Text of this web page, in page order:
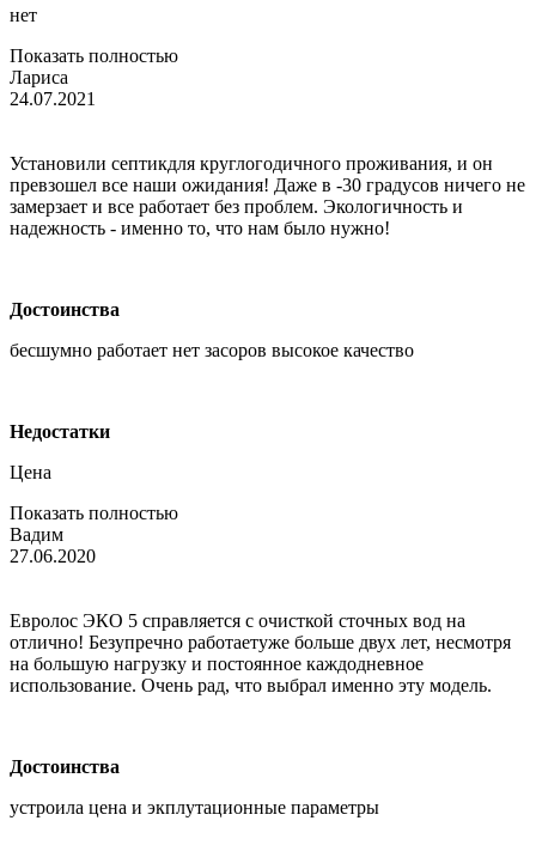
нет
Показать полностью
Лариса
24.07.2021
Установили септикдля круглогодичного проживания, и он
превзошел все наши ожидания! Даже в -30 градусов ничего не
замерзает и все работает без проблем. Экологичность и
надежность - именно то, что нам было нужно!
Достоинства
бесшумно работает нет засоров высокое качество
Недостатки
Цена
Показать полностью
Вадим
27.06.2020
Евролос ЭКО 5 справляется с очисткой сточных вод на
отлично! Безупречно работаетуже больше двух лет, несмотря
на большую нагрузку и постоянное каждодневное
использование. Очень рад, что выбрал именно эту модель.
Достоинства
устроила цена и экплутационные параметры